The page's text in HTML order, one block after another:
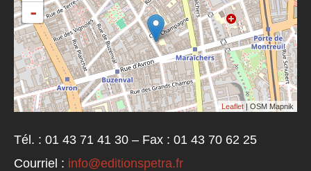
-
Leaflet | OSM Mapnik
Tél. : 01 43 71 41 30 – Fax : 01 43 70 62 25
Courriel : info@editionspetra.fr